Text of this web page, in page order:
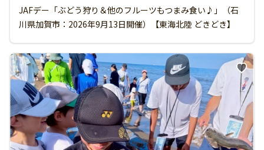
JAFデー「ぶどう狩り＆他のフルーツもつまみ食い♪」（石
川県加賀市：2026年9月13日開催）【東海北陸 どきどき】